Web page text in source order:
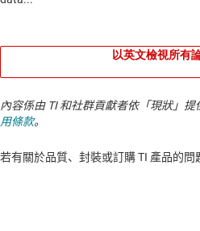
以英文檢視所有
內容係由 TI 和社群貢獻者依「現狀」
用條款。
若有關於品質、封裝或訂購 TI 產品的問